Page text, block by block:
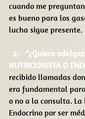
cuando me
es bueno para los
lucha sigue presente.
2.-  "¿Quiero
NUTRICIONISTA O
recibido llamadas
era fundamental
o no a la consulta. La
Endocrino por ser